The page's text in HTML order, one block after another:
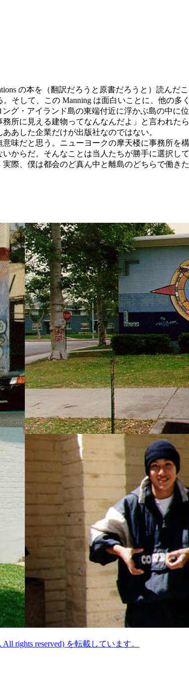
の本を（翻訳だろうと原書だろうと）読んだ
そして、この Manning は面白いことに、他の
ング・アイランド島の東端付近に浮かぶ島の中
所に見える建物ってなんなんだよ」と言われた
あした企業だけが出版社なのではない。
味だと思う。ニューヨークの摩天楼に事務所を
からだ。そんなことは当人たちが勝手に選択し
際、僕は都会のど真ん中と離島のどちらで働き
rights reserved) を転載しています。